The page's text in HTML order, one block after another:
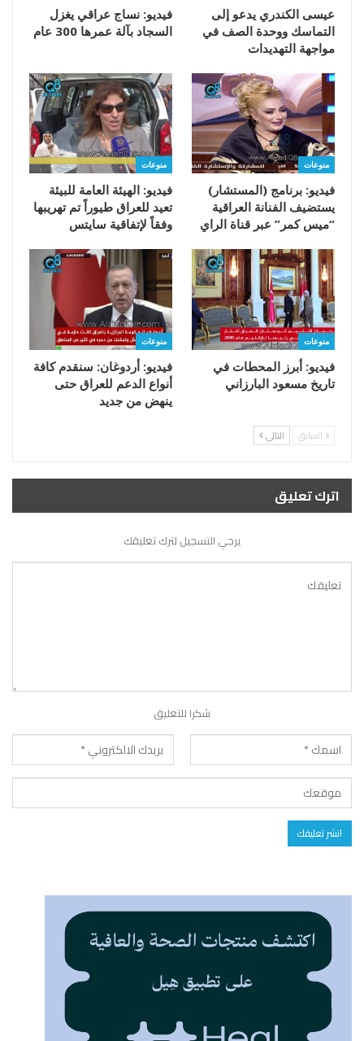
عيسى الكندري يدعو إلى
التماسك ووحدة الصف في
مواجهة التهديدات
فيديو: نساج عراقي يغزل
السجاد بآلة عمرها 300 عام
منوعات
فيديو: برنامج (المستشار)
يستضيف الفنانة العراقية
“ميس كمر” عبر قناة الراي
منوعات
فيديو: الهيئة العامة للبيئة
تعيد للعراق طيوراً تم تهريبها
وفقاً لإتفاقية سايتس
منوعات
فيديو: أبرز المحطات في
تاريخ مسعود البارزاني
منوعات
فيديو: أردوغان: سنقدم كافة
أنواع الدعم للعراق حتى
ينهض من جديد
السابق التالي
اترك تعليق
يرجي التسجيل لترك تعليقك
شكرا للتعليق